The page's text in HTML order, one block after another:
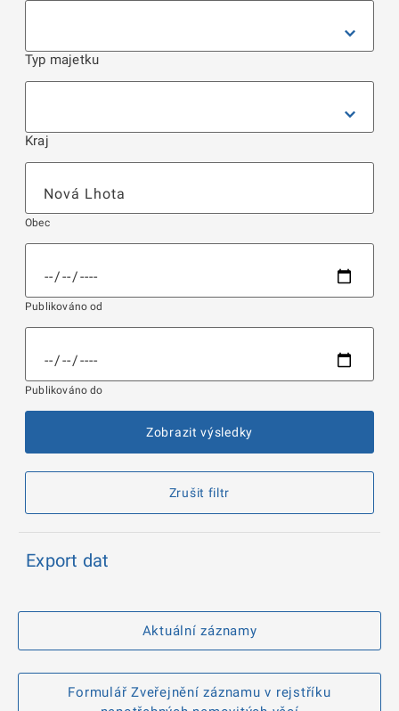
Typ majetku
Kraj
Obec
Publikováno od
Publikováno do
Zobrazit výsledky
Zrušit filtr
Export dat
Aktuální záznamy
Formulář Zveřejnění záznamu v rejstříku